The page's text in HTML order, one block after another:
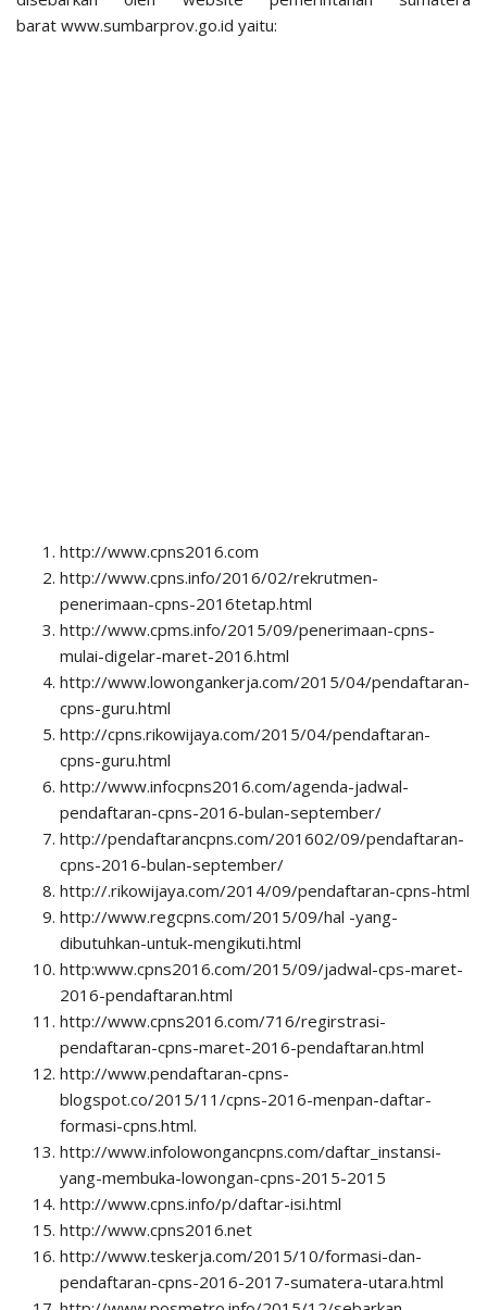
barat www.sumbarprov.go.id yaitu:
http://www.cpns2016.com
http://www.cpns.info/2016/02/rekrutmen-
penerimaan-cpns-2016tetap.html
http://www.cpms.info/2015/09/penerimaan-cpns-
mulai-digelar-maret-2016.html
http://www.lowongankerja.com/2015/04/pendaftaran-
cpns-guru.html
http://cpns.rikowijaya.com/2015/04/pendaftaran-
cpns-guru.html
http://www.infocpns2016.com/agenda-jadwal-
pendaftaran-cpns-2016-bulan-september/
http://pendaftarancpns.com/201602/09/pendaftaran-
cpns-2016-bulan-september/
http://.rikowijaya.com/2014/09/pendaftaran-cpns-html
http://www.regcpns.com/2015/09/hal -yang-
dibutuhkan-untuk-mengikuti.html
http:www.cpns2016.com/2015/09/jadwal-cps-maret-
2016-pendaftaran.html
http://www.cpns2016.com/716/regirstrasi-
pendaftaran-cpns-maret-2016-pendaftaran.html
http://www.pendaftaran-cpns-
blogspot.co/2015/11/cpns-2016-menpan-daftar-
formasi-cpns.html.
http://www.infolowongancpns.com/daftar_instansi-
yang-membuka-lowongan-cpns-2015-2015
http://www.cpns.info/p/daftar-isi.html
http://www.cpns2016.net
http://www.teskerja.com/2015/10/formasi-dan-
pendaftaran-cpns-2016-2017-sumatera-utara.html